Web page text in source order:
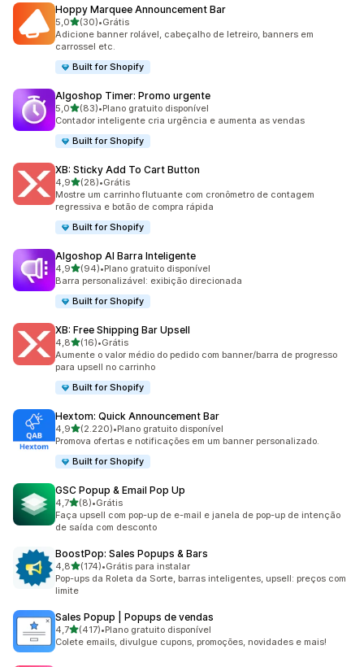
Hoppy Marquee Announcement Bar
5,0de 5 estrelas
(30)
30 avaliações ao todo
•Grátis
Adicione banner rolável, cabeçalho de letreiro, banners em
carrossel etc.
Built for Shopify
Algoshop Timer: Promo urgente
5,0de 5 estrelas
(83)
83 avaliações ao todo
•Plano gratuito disponível
Contador inteligente cria urgência e aumenta as vendas
Built for Shopify
XB: Sticky Add To Cart Button
4,9de 5 estrelas
(28)
28 avaliações ao todo
•Grátis
Mostre um carrinho flutuante com cronômetro de contagem
regressiva e botão de compra rápida
Built for Shopify
Algoshop AI Barra Inteligente
4,9de 5 estrelas
(94)
94 avaliações ao todo
•Plano gratuito disponível
Barra personalizável: exibição direcionada
Built for Shopify
XB: Free Shipping Bar Upsell
4,8de 5 estrelas
(16)
16 avaliações ao todo
•Grátis
Aumente o valor médio do pedido com banner/barra de progresso
para upsell no carrinho
Built for Shopify
Hextom: Quick Announcement Bar
4,9de 5 estrelas
(2.220)
2220 avaliações ao todo
•Plano gratuito disponível
Promova ofertas e notificações em um banner personalizado.
Built for Shopify
GSC Popup & Email Pop Up
4,7de 5 estrelas
(8)
8 avaliações ao todo
•Grátis
Faça upsell com pop-up de e-mail e janela de pop-up de intenção
de saída com desconto
BoostPop: Sales Popups & Bars
4,8de 5 estrelas
(174)
174 avaliações ao todo
•Grátis para instalar
Pop-ups da Roleta da Sorte, barras inteligentes, upsell: preços com
limite
Sales Popup | Popups de vendas
4,7de 5 estrelas
(417)
417 avaliações ao todo
•Plano gratuito disponível
Colete emails, divulgue cupons, promoções, novidades e mais!